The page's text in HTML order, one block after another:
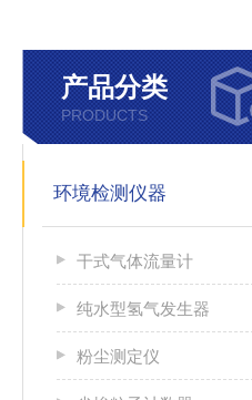
产品分类
PRODUCTS
环境检测仪器
干式气体流量计
纯水型氢气发生器
粉尘测定仪